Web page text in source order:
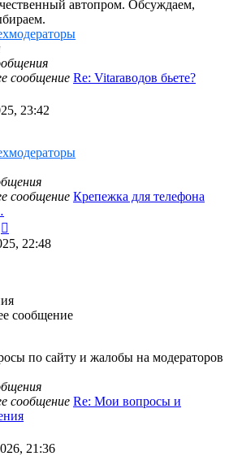
автопром. Обсуждаем,
сообщение Re: Vitaraводов бьете?
23:42
сообщение Крепежка для телефона
к 22:48
сообщение
по сайту и жалобы на модераторов
сообщение Re: Мои вопросы и
21:36